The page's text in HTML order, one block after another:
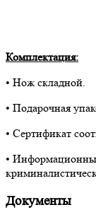
Комплектация:
• Нож складной.
• Подарочная
• Сертификат
•
Документы